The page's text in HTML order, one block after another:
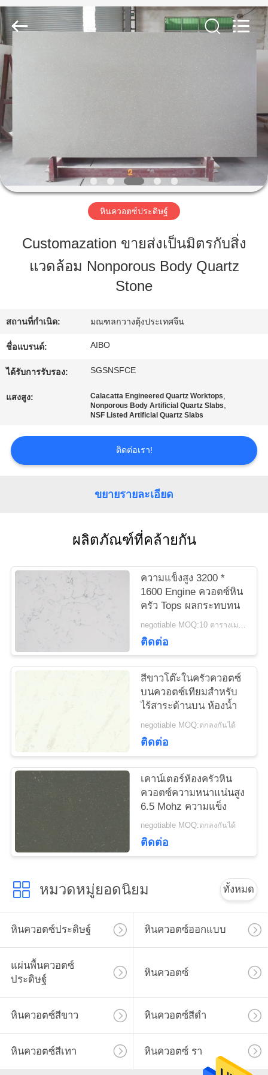
บ้าน
สินค้า
เกี่ยว
กับ
ติดต่อ
เรา
เสนอ
ราคา
แผนผัง
AIBO
Material
Technology
CO.,Ltd.
Rights
Reserved.
หินควอตซ์ประดิษฐ์
Customazation ขายส่งเป็นมิตรกับสิ่ง
แวดล้อม Nonporous Body Quartz
Stone
สถานที่กำเนิด: มณฑลกวางตุ้งประเทศจีน
ชื่อแบรนด์: AIBO
ได้รับการรับรอง: SGSNSFCE
แสงสูง: Calacatta Engineered Quartz Worktops,
Nonporous Body Artificial Quartz Slabs,
NSF Listed Artificial Quartz Slabs
ติดต่อเรา!
ขยายรายละเอียด
ผลิตภัณฑ์ที่คล้ายกัน
ความแข็งสูง 3200 *
1600 Engine ควอตซ์หิน
ครัว Tops ผลกระทบทน
negotiable MOQ:10 ตารางเมตร
ติดต่อ
สีขาวโต๊ะในครัวควอตซ์
บนควอตซ์เทียมสำหรับ
ไร้สาระด้านบน ห้องน้ำ
negotiable MOQ:ตกลงกันได้
ติดต่อ
เคาน์เตอร์ห้องครัวหิน
ควอตซ์ความหนาแน่นสูง
6.5 Mohz ความแข็ง
negotiable MOQ:ตกลงกันได้
ติดต่อ
หมวดหมู่ยอดนิยม ทั้งหมด
หินควอตซ์ประดิษฐ์ หินควอตซ์ออกแบบ
แผ่นพื้นควอตซ์
ประดิษฐ์
หินควอตซ์
หินควอตซ์สีขาว หินควอตซ์สีดำ
หินควอตซ์สีเทา หินควอตซ์ รา